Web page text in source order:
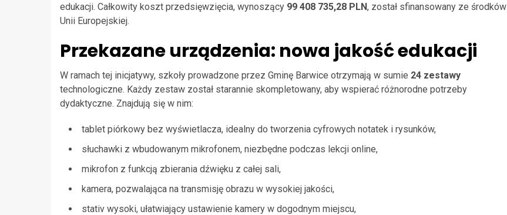
edukacji. Całkowity koszt przedsięwzięcia, wynoszący 99 408 735,28 PLN, został sfinansowany ze środków
Unii Europejskiej.
Przekazane urządzenia: nowa jakość edukacji
W ramach tej inicjatywy, szkoły prowadzone przez Gminę Barwice otrzymają w sumie 24 zestawy
technologiczne. Każdy zestaw został starannie skompletowany, aby wspierać różnorodne potrzeby
dydaktyczne. Znajdują się w nim:
tablet piórkowy bez wyświetlacza, idealny do tworzenia cyfrowych notatek i rysunków,
słuchawki z wbudowanym mikrofonem, niezbędne podczas lekcji online,
mikrofon z funkcją zbierania dźwięku z całej sali,
kamera, pozwalająca na transmisję obrazu w wysokiej jakości,
stativ wysoki, ułatwiający ustawienie kamery w dogodnym miejscu,